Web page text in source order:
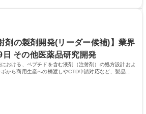
・有機化学あるいは原薬製造プロセスの知識
学歴：大学院 大学 語学力：英語 資格：
剤の製剤開発(リーダー候補)】業界
その他医薬品研究開発
おける、ペプチドを含む液剤（注射剤）の処方設計およ
から商用生産への橋渡しやCTD申請対応など、製品化